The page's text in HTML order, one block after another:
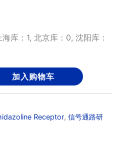
库：1, 北京库：0, 沈阳库：
加入购物车
Receptor, 信号通路研